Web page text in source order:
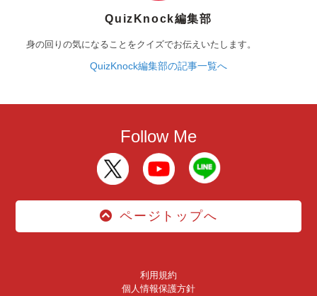
QuizKnock編集部
身の回りの気になることをクイズでお伝えいたします。
QuizKnock編集部の記事一覧へ
Follow Me
ページトップへ
利用規約
個人情報保護方針